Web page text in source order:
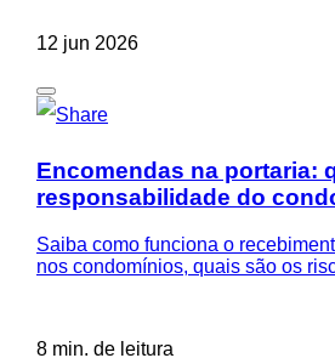
12 jun 2026
Encomendas na portaria:
responsabilidade do
Saiba como funciona o
nos condomínios, quais são os
8 min. de leitura